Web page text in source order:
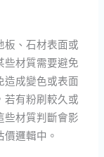
板、石材表面或
些材質需要避免
造成變色或表面
若有粉刷較久或
些材質判斷會影
邏輯中。